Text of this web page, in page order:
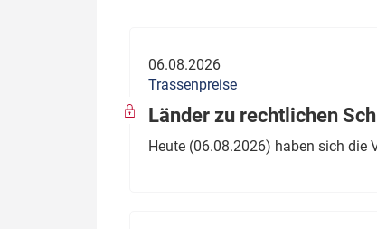
Politik
wen?
06.08.2026
Trassenpreise
Länder zu rechtlichen
Heute (06.08.2026) haben sich die